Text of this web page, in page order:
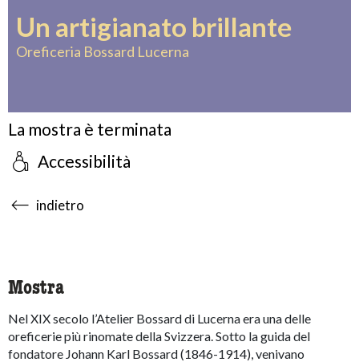
Un artigianato brillante
Oreficeria Bossard Lucerna
La mostra è terminata
Accessibilità
accessibility.sr-only.body-term
indietro
Mostra
Nel XIX secolo l’Atelier Bossard di Lucerna era una delle
oreficerie più rinomate della Svizzera. Sotto la guida del
fondatore Johann Karl Bossard (1846-1914), venivano